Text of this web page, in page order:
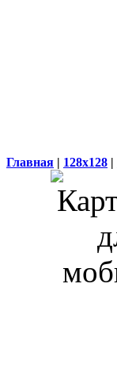
Главная | 128x128 |